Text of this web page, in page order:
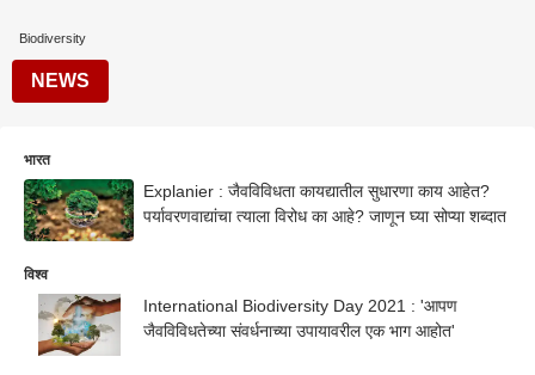
Biodiversity
NEWS
भारत
Explanier : जैवविविधता कायद्यातील सुधारणा काय आहेत?
पर्यावरणवाद्यांचा त्याला विरोध का आहे? जाणून घ्या सोप्या शब्दात
विश्व
International Biodiversity Day 2021 : 'आपण
जैवविविधतेच्या संवर्धनाच्या उपायावरील एक भाग आहोत'